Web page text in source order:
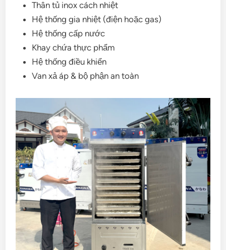
Thân tủ inox cách nhiệt
Hệ thống gia nhiệt (điện hoặc gas)
Hệ thống cấp nước
Khay chứa thực phẩm
Hệ thống điều khiển
Van xả áp & bộ phận an toàn